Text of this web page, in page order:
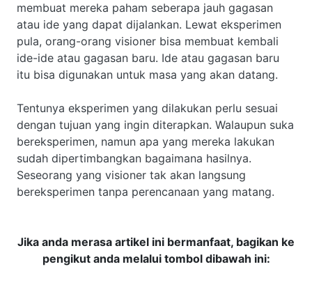
membuat mereka paham seberapa jauh gagasan
atau ide yang dapat dijalankan. Lewat eksperimen
pula, orang-orang visioner bisa membuat kembali
ide-ide atau gagasan baru. Ide atau gagasan baru
itu bisa digunakan untuk masa yang akan datang.
Tentunya eksperimen yang dilakukan perlu sesuai
dengan tujuan yang ingin diterapkan. Walaupun suka
bereksperimen, namun apa yang mereka lakukan
sudah dipertimbangkan bagaimana hasilnya.
Seseorang yang visioner tak akan langsung
bereksperimen tanpa perencanaan yang matang.
Jika anda merasa artikel ini bermanfaat, bagikan ke
pengikut anda melalui tombol dibawah ini: